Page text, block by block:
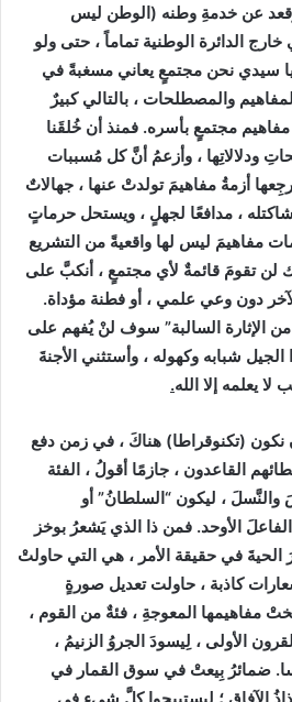
عن خدمةِ وطنه (الوطن ليس
الدائرة الوطنية تماماً ، حتى ولو
يا سيدي نحن مجتمعٍ يعاني مسغبةً في
والمصطلحات ، بالتالي كبيرٌ
مجتمعٍ بأسره. فمنذ أن خُلقَنا
ودلالاتِها ، وأزعمُ أنَّ كل مُسببات
أزمةُ مفاهيمَ تولدتْ عنها ، جهالاتٌ
، مدافعًا لجهلٍ ، ويستحل حرماتٍ
مفاهيمَ ليس لها واقعيةً من التشريع
لن تقومَ قائمةٌ لأي مجتمعٍ ، أنكبَّ على
دون وعي علمي ، أو فطنة مؤداة.
من الإثارة السالبة” سوف لنْ يُفهم على
شبابه وكهوله ، وأستثني الأجنةَ
يعلمه إلا الله.
(تكنوقراطا) هناكَ ، في زمن دفع
القاعدون ، جازمًا أقولُ ، الفئة
، ليكون “السلطانُ” أو
الأوحد. فمن ذا الذي يَشعرُ بوخز
الحيةَ في حقيقة الأمر ، هي التي حاولتْ
كاذبة ، حاولت تعديل صورةٍ
مفاهيمها المعوجةِ ، فئةٌ من القوم ،
الأولى ، لِيسودَ الجروُ الزنيمُ ،
ضمائرُ بِيعتْ في سوق القمار في